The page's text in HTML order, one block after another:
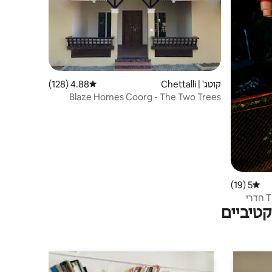
דירוג ממוצע של 5 מתוך 5, 19 ביקורות
5 (19)
TheWoodenheaven Homestay/3 חדרי
קוטג' | Chettalli דירוג ממוצע של 4.88 מתוך 5, 128 ביקורות
4.88 (128)
Blaze Homes Coorg - The Two Trees